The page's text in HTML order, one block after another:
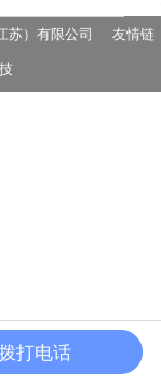
苏）有限公司 友情链
打电话